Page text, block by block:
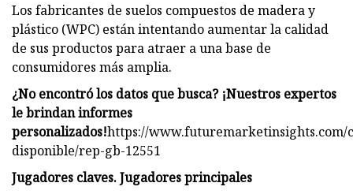
Los fabricantes de suelos compuestos de madera y
plástico (WPC) están intentando aumentar la calidad
de sus productos para atraer a una base de
consumidores más amplia.
¿No encontró los datos que busca? ¡Nuestros expertos
le brindan informes
personalizados!https://www.futuremarketinsights.com/
disponible/rep-gb-12551
Jugadores claves. Jugadores principales